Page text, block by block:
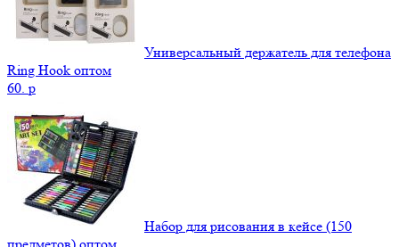
Универсальный держатель для телефона
Ring Hook оптом
60. p
Набор для рисования в кейсе (150
предметов) оптом